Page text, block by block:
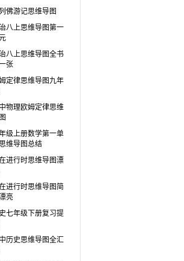
佛游记思维导图
八上思维导图第一
八上思维导图全书
张
定律思维导图九年
物理欧姆定律思维
级上册数学第一单
维导图总结
进行时思维导图漂
进行时思维导图简
亮
七年级下册复习提
历史思维导图全汇